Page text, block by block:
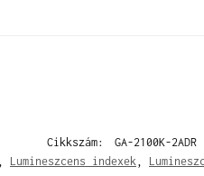
Cikkszám: GA-2100K-2ADR
, Lumineszcens indexek,